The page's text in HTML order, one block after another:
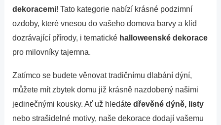
dekoracemi! Tato kategorie nabízí krásné podzimní
ozdoby, které vnesou do vašeho domova barvy a klid
dozrávající přírody, i tematické halloweenské dekorace
pro milovníky tajemna.
Zatímco se budete věnovat tradičnímu dlabání dýní,
můžete mít zbytek domu již krásně nazdobený našimi
jedinečnými kousky. Ať už hledáte dřevěné dýně, listy
nebo strašidelné motivy, naše dekorace dodají vašemu